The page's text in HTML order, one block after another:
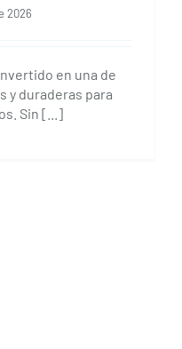
2026
en una de
y duraderas para
Sin [...]